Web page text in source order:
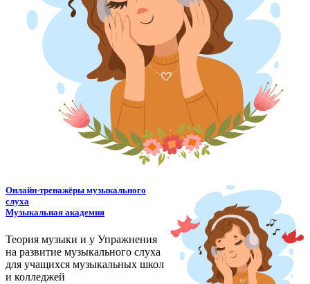
Онлайн-тренажёры музыкального
слуха
Музыкальная академия
Теория музыки и у Упражнения
на развитие музыкального слуха
для учащихся музыкальных школ
и колледжей